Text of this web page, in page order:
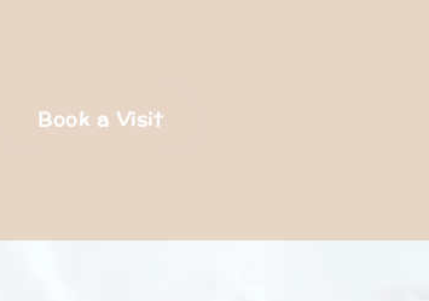
Book a Visit